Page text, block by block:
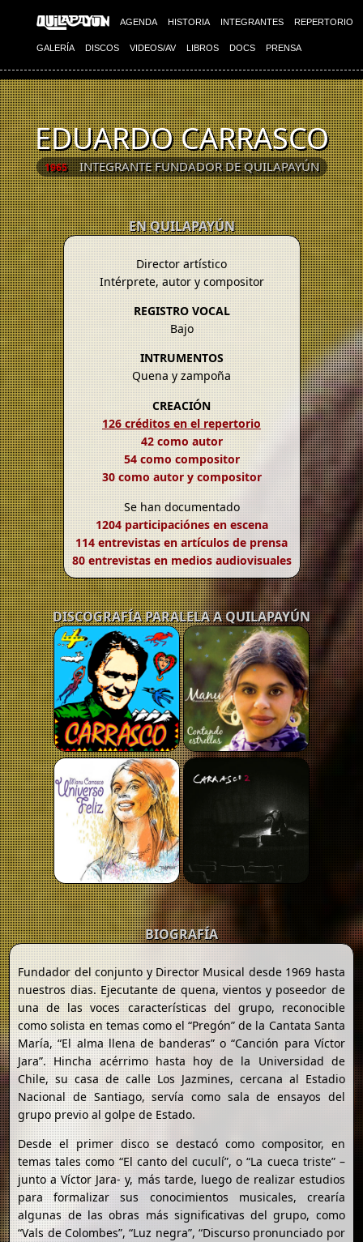
AGENDA HISTORIA INTEGRANTES REPERTORIO
GALERÍA DISCOS VIDEOS/AV LIBROS DOCS PRENSA
EDUARDO CARRASCO
1965 INTEGRANTE FUNDADOR DE QUILAPAYÚN
EN QUILAPAYÚN
Director artístico
Intérprete, autor y compositor
REGISTRO VOCAL
Bajo
INTRUMENTOS
Quena y zampoña
CREACIÓN
126 créditos en el repertorio
42 como autor
54 como compositor
30 como autor y compositor
Se han documentado
1204 participaciónes en escena
114 entrevistas en artículos de prensa
80 entrevistas en medios audiovisuales
DISCOGRAFÍA PARALELA A QUILAPAYÚN
BIOGRAFÍA
Fundador del conjunto y Director Musical desde 1969 hasta
nuestros dias. Ejecutante de quena, vientos y poseedor de
una de las voces características del grupo, reconocible
como solista en temas como el “Pregón” de la Cantata Santa
María, “El alma llena de banderas” o “Canción para Víctor
Jara”. Hincha acérrimo hasta hoy de la Universidad de
Chile, su casa de calle Los Jazmines, cercana al Estadio
Nacional de Santiago, servía como sala de ensayos del
grupo previo al golpe de Estado.
Desde el primer disco se destacó como compositor, en
temas tales como “El canto del cuculí”, o “La cueca triste” –
junto a Víctor Jara- y, más tarde, luego de realizar estudios
para formalizar sus conocimientos musicales, crearía
algunas de las obras más significativas del grupo, como
“Vals de Colombes”, “Luz negra”, “Discurso pronunciado por